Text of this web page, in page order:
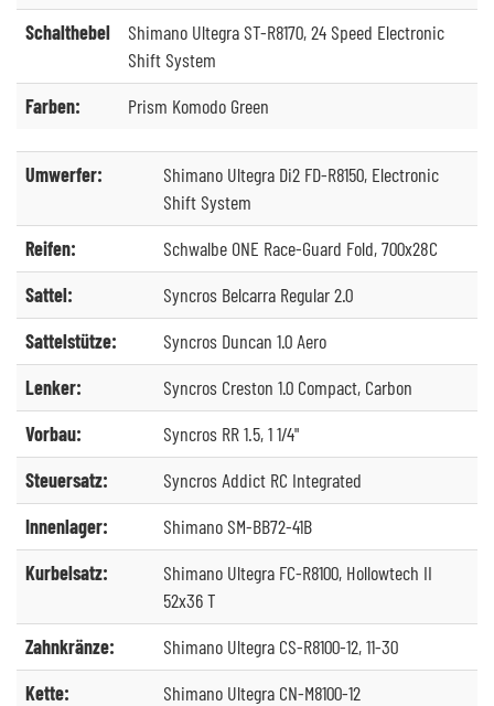
Schalthebel
Shimano Ultegra ST-R8170, 24 Speed Electronic
Shift System
Farben:
Prism Komodo Green
Umwerfer:
Shimano Ultegra Di2 FD-R8150, Electronic
Shift System
Reifen:
Schwalbe ONE Race-Guard Fold, 700x28C
Sattel:
Syncros Belcarra Regular 2.0
Sattelstütze:
Syncros Duncan 1.0 Aero
Lenker:
Syncros Creston 1.0 Compact, Carbon
Vorbau:
Syncros RR 1.5, 1 1/4"
Steuersatz:
Syncros Addict RC Integrated
Innenlager:
Shimano SM-BB72-41B
Kurbelsatz:
Shimano Ultegra FC-R8100, Hollowtech II
52x36 T
Zahnkränze:
Shimano Ultegra CS-R8100-12, 11-30
Kette:
Shimano Ultegra CN-M8100-12